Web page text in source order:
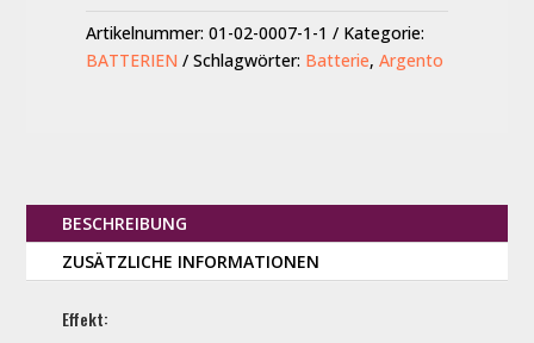
Artikelnummer:01-02-0007-1-1
Kategorie:
BATTERIEN
Schlagwörter: Batterie,Argento
BESCHREIBUNG
ZUSÄTZLICHE INFORMATIONEN
Effekt: